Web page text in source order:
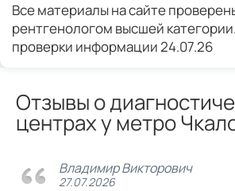
Все материалы на сайте
рентгенологом высшей
проверки информации 24.07.26
Отзывы о
центрах у метро
Владимир Викторович
27.07.2026